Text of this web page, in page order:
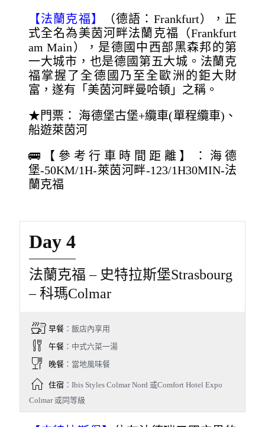
【法蘭克福】
（德語：Frankfurt），正
式全名為美茵河畔法蘭克福（Frankfurt
am Main），是德國中西部黑森邦的第
一大城市，也是德國第五大城。法蘭克
福掌握了全德國乃至全歐洲的鉅大財
富，遂有「美茵河畔曼哈頓」之稱。
★門票： 海德堡古堡+纜車(單程纜車)、
船遊萊茵河
🚌【參考行車時間距離】：海德
堡-50KM/1H-萊茵河畔-123/1H30MIN-法
蘭克福
Day 4
法蘭克福 – 史特拉斯堡Strasbourg
– 科瑪Colmar
早餐：飯店內享用
午餐：中式六菜一湯
晚餐：當地風味餐
住宿：Ibis Styles Colmar Nord 或Comfort Hotel Expo
Colmar 或同等級